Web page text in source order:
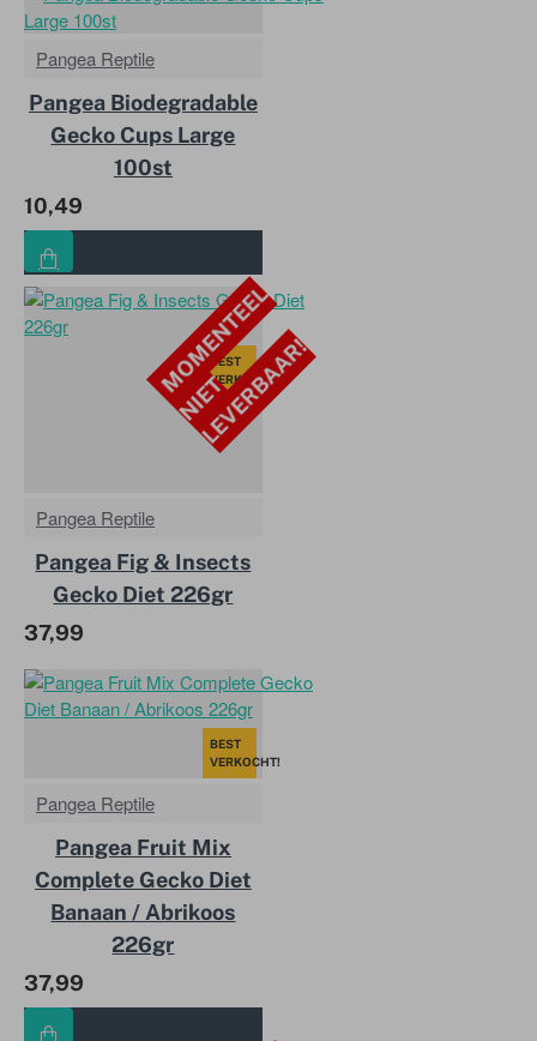
Pangea Reptile
Pangea Biodegradable
Gecko Cups Large
100st
10,49
BEST
VERKOCHT!
M
O
M
E
N
T
E
E
L
N
I
E
T
L
E
V
E
R
B
A
A
R
!
Pangea Reptile
Pangea Fig & Insects
Gecko Diet 226gr
37,99
BEST
VERKOCHT!
Pangea Reptile
Pangea Fruit Mix
Complete Gecko Diet
Banaan / Abrikoos
226gr
37,99